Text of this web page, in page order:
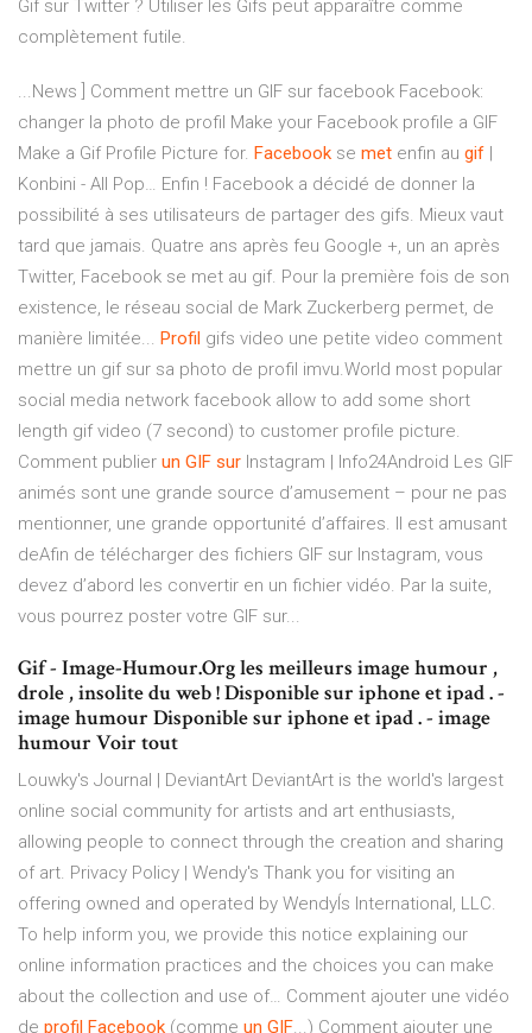
Gif sur Twitter ? Utiliser les Gifs peut apparaître comme
complètement futile.
...News ] Comment mettre un GIF sur facebook Facebook:
changer la photo de profil Make your Facebook profile a GIF
Make a Gif Profile Picture for. Facebook se met enfin au gif
Konbini - All Pop… Enfin ! Facebook a décidé de donner la
possibilité à ses utilisateurs de partager des gifs. Mieux vaut
tard que jamais. Quatre ans après feu Google +, un an après
Twitter, Facebook se met au gif. Pour la première fois de son
existence, le réseau social de Mark Zuckerberg permet, de
manière limitée... Profil gifs video une petite video comment
mettre un gif sur sa photo de profil imvu.World most popular
social media network facebook allow to add some short
length gif video (7 second) to customer profile picture.
Comment publier un GIF sur Instagram | Info24Android Les GIF
animés sont une grande source d’amusement – pour ne pas
mentionner, une grande opportunité d’affaires. Il est amusant
deAfin de télécharger des fichiers GIF sur Instagram, vous
devez d’abord les convertir en un fichier vidéo. Par la suite,
vous pourrez poster votre GIF sur...
Gif - Image-Humour.Org les meilleurs image humour ,
drole , insolite du web ! Disponible sur iphone et ipad . -
image humour Disponible sur iphone et ipad . - image
humour Voir tout
Louwky's Journal | DeviantArt DeviantArt is the world's largest
online social community for artists and art enthusiasts,
allowing people to connect through the creation and sharing
of art. Privacy Policy | Wendy's Thank you for visiting an
offering owned and operated by WendyÍs International, LLC.
To help inform you, we provide this notice explaining our
online information practices and the choices you can make
about the collection and use of… Comment ajouter une vidéo
de profil Facebook (comme un GIF...) Comment ajouter une